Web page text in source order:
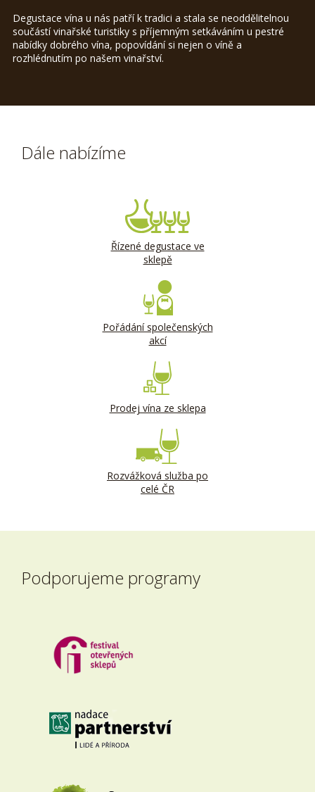
Degustace vína u nás patří k tradici a stala se neoddělitelnou
součástí vinařské turistiky s příjemným setkáváním u pestré
nabídky dobrého vína, popovídání si nejen o víně a
rozhlédnutím po našem vinařství.
Dále nabízíme
Řízené degustace ve
sklepě
Pořádání společenských
akcí
Prodej vína ze sklepa
Rozvážková služba po
celé ČR
Podporujeme programy